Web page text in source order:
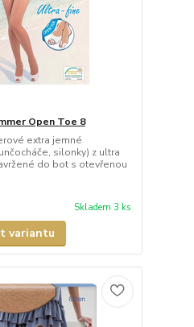
Open Toe 8
extra jemné
silonky) z ultra
do bot s otevřenou
Skladem 3 ks
variantu